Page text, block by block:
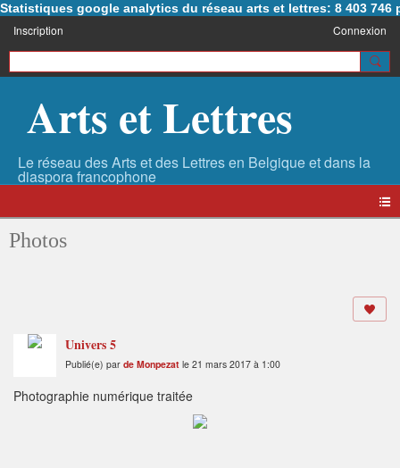
Statistiques google analytics du réseau arts et lettres: 8 403 746
Inscription Connexion
Arts et Lettres
Photos
Univers 5
Publié(e) par de Monpezat le 21 mars 2017 à 1:00
Photographie numérique traitée